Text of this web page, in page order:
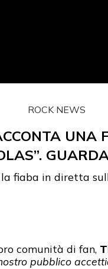
ROCK NEWS
UNA
fiaba in diretta
comunità di fan,
pubblico